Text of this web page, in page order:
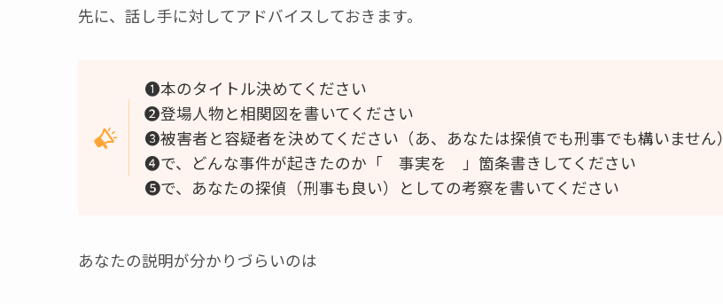
先に、話し手に対してアドバイスしておきます。
❶本のタイトル決めてください
❷登場人物と相関図を書いてください
❸被害者と容疑者を決めてください（あ、あなたは探偵でも刑事でも構いません）
❹で、どんな事件が起きたのか「 事実を 」箇条書きしてください
❺で、あなたの探偵（刑事も良い）としての考察を書いてください
あなたの説明が分かりづらいのは